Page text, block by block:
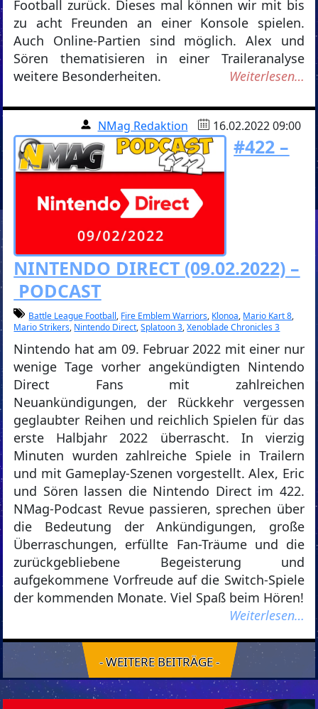
Football zurück. Dieses mal können wir mit bis
zu acht Freunden an einer Konsole spielen.
Auch Online-Partien sind möglich. Alex und
Sören thematisieren in einer Traileranalyse
weitere Besonderheiten.
Weiterlesen…
NMag Redaktion 16.02.2022 09:00
#422 –
NINTENDO DIRECT (09.02.2022) –
PODCAST
Battle League Football, Fire Emblem Warriors, Klonoa, Mario Kart 8,
Mario Strikers, Nintendo Direct,Splatoon 3,Xenoblade Chronicles 3
Nintendo hat am 09. Februar 2022 mit einer nur
wenige Tage vorher angekündigten Nintendo
Direct Fans mit zahlreichen
Neuankündigungen, der Rückkehr vergessen
geglaubter Reihen und reichlich Spielen für das
erste Halbjahr 2022 überrascht. In vierzig
Minuten wurden zahlreiche Spiele in Trailern
und mit Gameplay-Szenen vorgestellt. Alex, Eric
und Sören lassen die Nintendo Direct im 422.
NMag-Podcast Revue passieren, sprechen über
die Bedeutung der Ankündigungen, große
Überraschungen, erfüllte Fan-Träume und die
zurückgebliebene Begeisterung und
aufgekommene Vorfreude auf die Switch-Spiele
der kommenden Monate. Viel Spaß beim Hören!
Weiterlesen…
- WEITERE BEITRÄGE -